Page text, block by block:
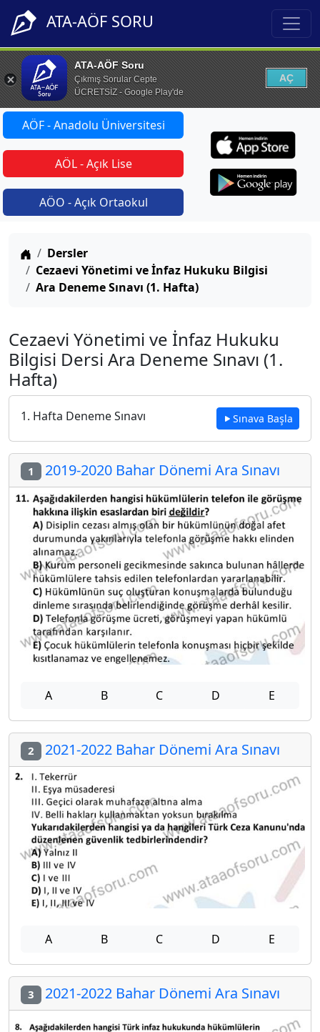
ATA-AÖF SORU
ATA-AÖF Soru
Çıkmış Sorular Cepte
ÜCRETSİZ - Google Play'de
AÇ
AÖF - Anadolu Üniversitesi
AÖL - Açık Lise
AÖO - Açık Ortaokul
Anasayfa
Dersler
Cezaevi Yönetimi ve İnfaz Hukuku Bilgisi
Ara Deneme Sınavı (1. Hafta)
Cezaevi Yönetimi ve İnfaz Hukuku
Bilgisi Dersi Ara Deneme Sınavı (1.
Hafta)
1. Hafta Deneme Sınavı Sınava Başla
1 2019-2020 Bahar Dönemi Ara Sınavı
A B C D E
2 2021-2022 Bahar Dönemi Ara Sınavı
A B C D E
3 2021-2022 Bahar Dönemi Ara Sınavı